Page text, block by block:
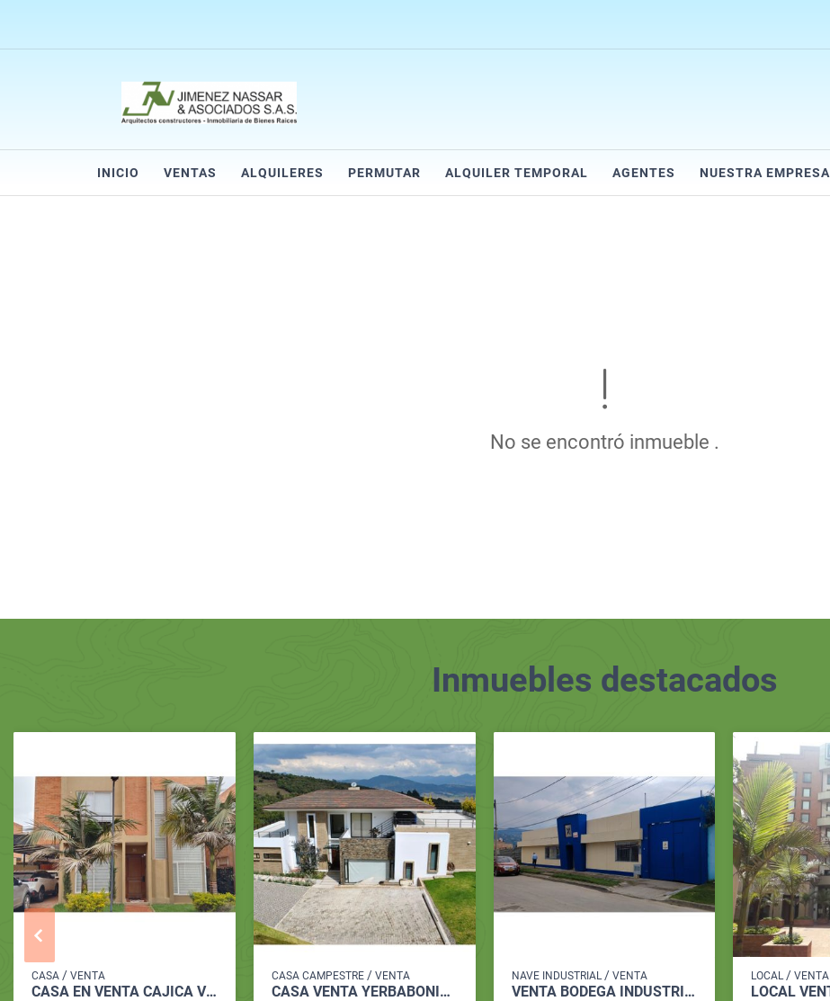
INICIO VENTAS ALQUILERES PERMUTAR ALQUILER TEMPORAL AGENTES NUESTRA EMPRESA
No se encontró inmueble .
Inmuebles destacados
CASA / VENTA
CASA EN VENTA CAJICÁ VDA CHUNTAME 4HAB 5BAÑOS 3PARQ 235M2
CASA CAMPESTRE/ VENTA
CASA VENTA YERBABONITA 360M2 5H 5.5B CBS 5PQ EST 2DEP TERRAZA:160M2
NAVE INDUSTRIAL / VENTA
VENTA BODEGA INDUSTRIAL CON OFICINAS 1355M2 CAJICÁ
LOCAL /VENTA